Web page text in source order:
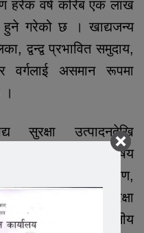
हरेक वर्ष करिब एक लाख
हुने गरेको छ । खाद्यजन्य
द्वन्द्व प्रभावित समुदाय,
वर्गलाई असमान रूपमा
।
सुरक्षा उत्पादनदेखि
सम्बन्धित विषय
प्रशोधन, भण्डारण,
हरेक चरणमा सुरक्षा
रोगको जोखिम उल्लेखनीय